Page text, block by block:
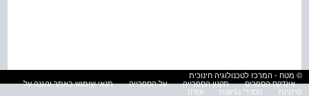
© מטח - המרכז לטכנולוגיה חינוכית
אינדקס הספרים
תקנון הספרייה על הספרייה
תנאי שימוש באתר והגנה על
פרטיות
הסדרי נגישות עזרה